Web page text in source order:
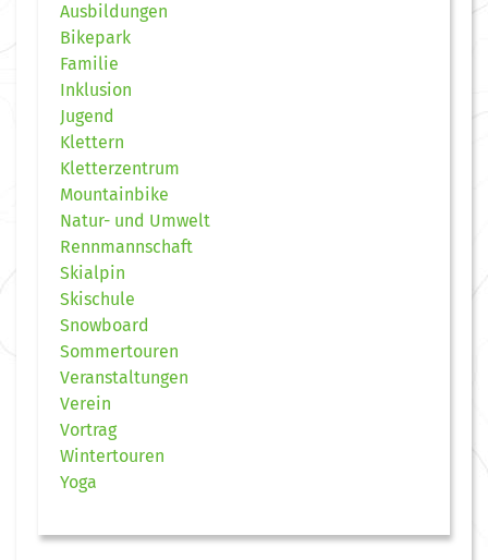
Ausbildungen
Bikepark
Familie
Inklusion
Jugend
Klettern
Kletterzentrum
Mountainbike
Natur- und Umwelt
Rennmannschaft
Skialpin
Skischule
Snowboard
Sommertouren
Veranstaltungen
Verein
Vortrag
Wintertouren
Yoga